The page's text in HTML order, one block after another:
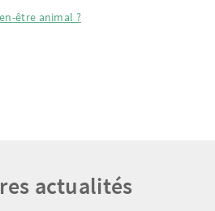
être animal ?
actualités